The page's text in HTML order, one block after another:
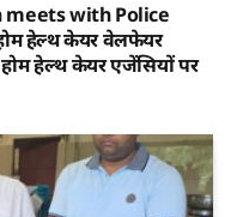
meets with Police
हेल्थ केयर वेलफेयर
हेल्थ केयर एजेंसियों पर